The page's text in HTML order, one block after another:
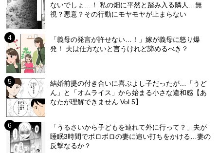
ないでしょ…！ 私の畑に平然と踏み入る隣人…無
視？悪意？その行動にモヤモヤが止まらない
「義母の発言が許せない…！」嫁が義母に怒り爆
発！ 夫は仕方ないと言うけれど諦めるべき？
結婚前提の付き合いに喜ぶよし子だったが…「うど
ん」と「オムライス」から始まる小さな違和感【あ
なたが理解できません Vol.5】
「うるさいから子どもを連れて外に行って？」夫が
睡眠3時間でボロボロの妻に追い打ちをかける…妻の
反撃なるか？